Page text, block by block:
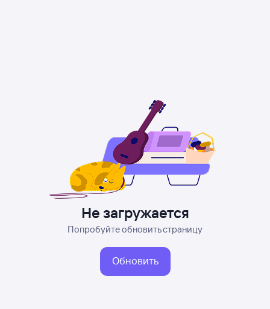
Не загружается
Попробуйте обновить страницу
Обновить